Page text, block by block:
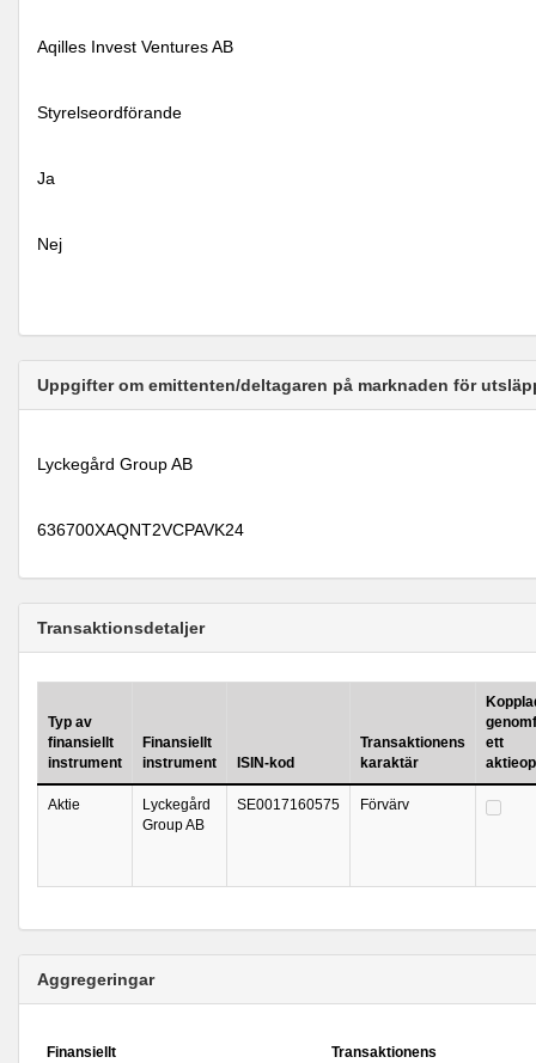
Aqilles Invest Ventures AB
Styrelseordförande
Ja
Nej
Uppgifter om emittenten/deltagaren på marknaden för
Lyckegård Group AB
636700XAQNT2VCPAVK24
Transaktionsdetaljer
Typ av
finansiellt
instrument
Finansiellt
instrument
ISIN-kod
Transaktionens
karaktär
ett
Aktie
Lyckegård
Group AB
SE0017160575 Förvärv
Aggregeringar
Finansiellt
Transaktionens